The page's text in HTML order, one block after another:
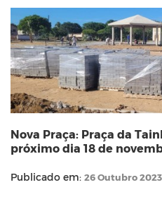
Nova Praça: Praça da Tainha será inaugurada no
próximo dia 18 de
Publicado em: 26 Outubro 2023